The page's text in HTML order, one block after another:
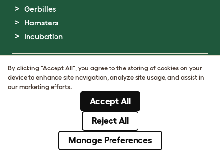
Gerbilles
Hamsters
Incubation
Nous posons des questions inattendues. Et
inventons des produits remarquables. Venez
nous rejoindre
Cookie Settings
By clicking "Accept All", you agree to the storing of cookies on your
device to enhance site navigation, analyze site usage, and assist in
our marketing efforts.
Accept All
Reject All
Manage Preferences